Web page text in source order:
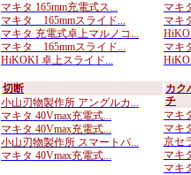
マキタ 165mm充電式ス...
マキタ 165mmスライド...
マキタ 充電式卓上マルノコ...
マキタ 165mmスライド...
HiKOKI 卓上スライド...
マキ
マキ
マキ
切断
小山刃物製作所 アングルカ...
マキタ 40Vmax充電式...
マキタ 40Vmax充電式...
小山刃物製作所 スマートパ...
マキタ 40Vmax充電式...
カク
チ
マキ
マキ
京セ
マキ
マキ